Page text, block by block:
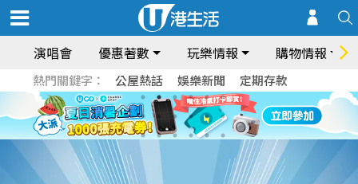
演唱會 優惠著數 玩樂情報 購物情報
熱門關鍵字： 公屋熱話 娛樂新聞 定期存款